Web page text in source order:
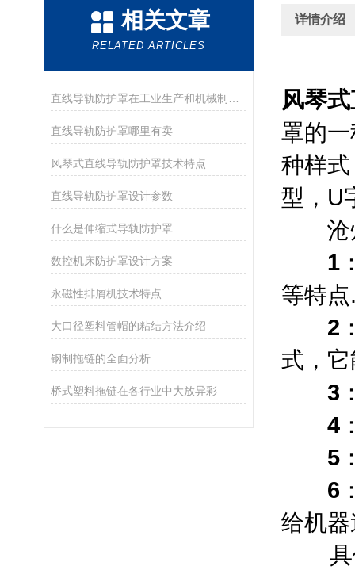
相关文章
RELATED ARTICLES
直线导轨防护罩哪里有卖
风琴式直线导轨防护罩技术特点
直线导轨防护罩设计参数
什么是伸缩式导轨防护罩
数控机床防护罩设计方案
永磁性排屑机技术特点
大口径塑料管帽的粘结方法介绍
钢制拖链的全面分析
桥式塑料拖链在各行业中大放异彩
详情介绍
风琴
罩的
种样
型，U
沧州
1
等特点
2
式，
3
4
5
6
给机